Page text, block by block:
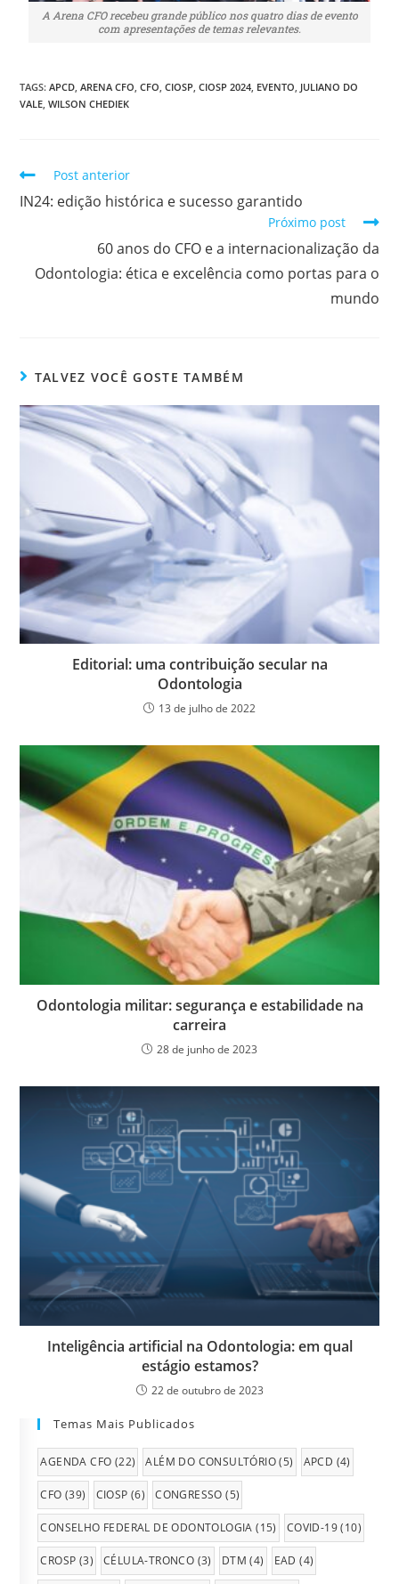
A Arena CFO recebeu grande público nos quatro dias de evento
com apresentações de temas relevantes.
TAGS:APCD ARENA CFO CFO CIOSP CIOSP 2024 EVENTO JULIANO DO
VALE WILSON CHEDIEK
Post anterior
IN24: edição histórica e sucesso garantido
Próximo post
60 anos do CFO e a internacionalização da
Odontologia: ética e excelência como portas para o
mundo
TALVEZ VOCÊ GOSTE TAMBÉM
Editorial: uma contribuição secular na
Odontologia
13 de julho de 2022
Odontologia militar: segurança e estabilidade na
carreira
28 de junho de 2023
Inteligência artificial na Odontologia: em qual
estágio estamos?
22 de outubro de 2023
Temas Mais Publicados
AGENDA CFO (22) ALÉM DO CONSULTÓRIO(5) APCD (4)
CFO (39) CIOSP (6) CONGRESSO (5)
CONSELHO FEDERAL DE ODONTOLOGIA (15) COVID-19(10)
CROSP (3) CÉLULA-TRONCO (3) DTM (4) EAD (4)